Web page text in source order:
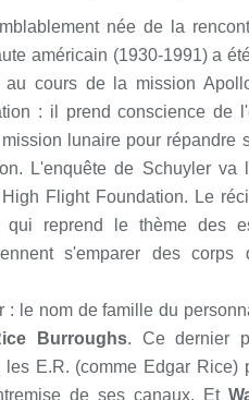
née de la
américain (1930-1991) a
cours de la mission
: il prend conscience de
lunaire pour répandre
L'enquête de Schuyler va
Flight Foundation. Le
qui reprend le thème des
s'emparer des
: le nom de famille du
Burroughs. Ce dernier
E.R. (comme Edgar Rice)
de ses canaux. Et